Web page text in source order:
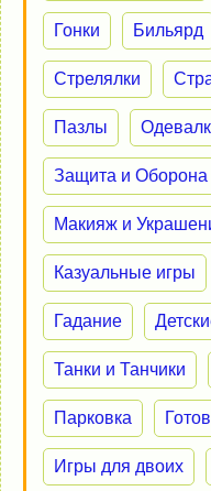
Гонки Бильярд
Стрелялки
Пазлы
Защита и Оборона
Макияж и
Казуальные игры
Гадание
Танки и Танчики
Парковка
Игры для двоих